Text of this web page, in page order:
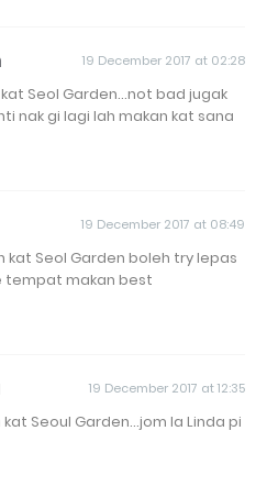
19 December 2017 at 02:28
Seol Garden...not bad jugak
nak gi lagi lah makan kat sana
19 December 2017 at 08:49
kat Seol Garden boleh try lepas
tempat makan best
19 December 2017 at 12:35
Seoul Garden...jom la Linda pi